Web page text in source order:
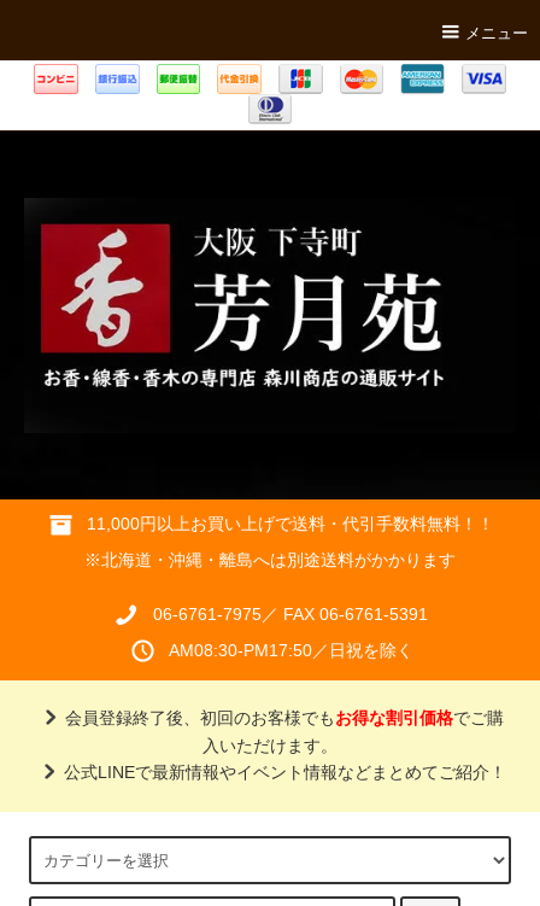
メニュー
11,000円以上お買い上げで送料・代引手数料無料！！
※北海道・沖縄・離島へは別途送料がかかります
06-6761-7975／ FAX 06-6761-5391
AM08:30-PM17:50／日祝を除く
会員登録終了後、初回のお客様でもお得な割引価格でご購
入いただけます。
公式LINEで最新情報やイベント情報などまとめてご紹介！